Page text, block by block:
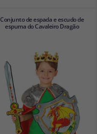
Conjunto de espada e escudo de
espuma do Cavaleiro Dragão